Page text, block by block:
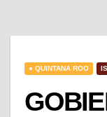
● QUINTANA ROO